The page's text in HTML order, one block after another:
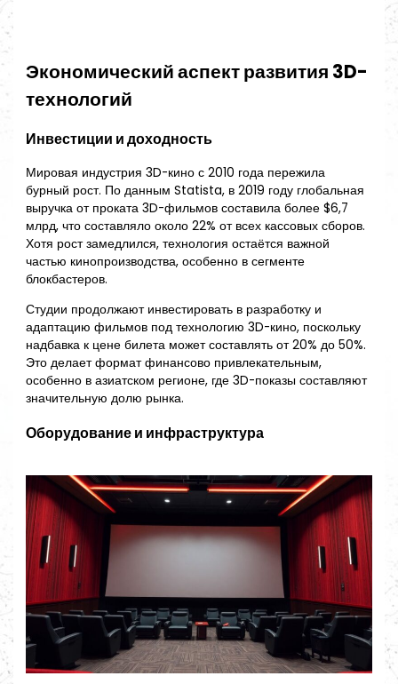
Экономический аспект развития 3D-
технологий
Инвестиции и доходность
Мировая индустрия 3D-кино с 2010 года пережила
бурный рост. По данным Statista, в 2019 году глобальная
выручка от проката 3D-фильмов составила более $6,7
млрд, что составляло около 22% от всех кассовых сборов.
Хотя рост замедлился, технология остаётся важной
частью кинопроизводства, особенно в сегменте
блокбастеров.
Студии продолжают инвестировать в разработку и
адаптацию фильмов под технологию 3D-кино, поскольку
надбавка к цене билета может составлять от 20% до 50%.
Это делает формат финансово привлекательным,
особенно в азиатском регионе, где 3D-показы составляют
значительную долю рынка.
Оборудование и инфраструктура